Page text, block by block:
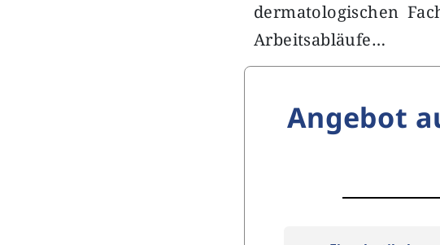
dermatologischen
Arbeitsabläufe…
Angebot